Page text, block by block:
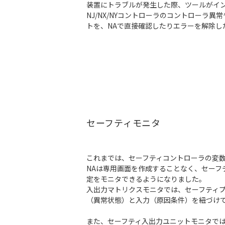
装置にトラブルが発生した際、ツールがイ
NJ/NX/NYコントローラのコントローラ異
トを、NAで直接確認したりエラーを解除
セーフティモニタ
これまでは、セーフティコントローラの変
NAは専用画面を作成することなく、セー
定をモニタできるようになりました。
入出力マトリクスモニタでは、セーフティ
（異常状態）と入力（原因条件）を紐づ
また、セーフティ入出力ユニットモニタで